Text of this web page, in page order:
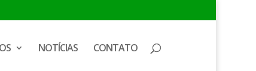
NOTÍCIAS CONTATO